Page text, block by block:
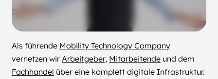
Als führende Mobility Technology Company
vernetzen wir Arbeitgeber, Mitarbeitende und dem
Fachhandel über eine komplett digitale Infrastruktur.